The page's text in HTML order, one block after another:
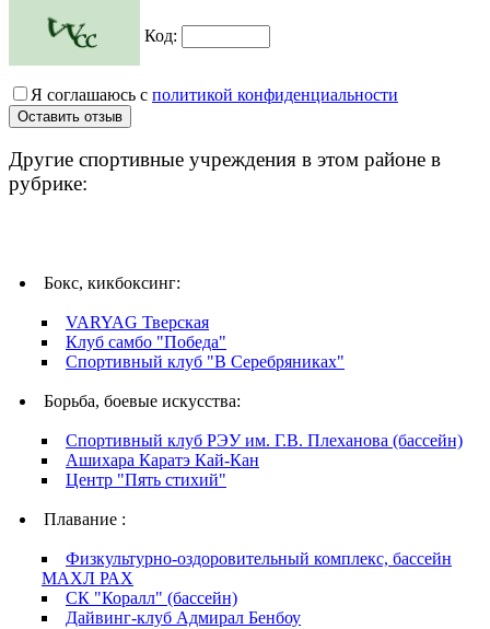
Код:
Я соглашаюсь с политикой конфиденциальности
Другие спортивные учреждения в этом районе в
рубрике:
Бокс, кикбоксинг:
VARYAG Тверская
Клуб самбо "Победа"
Спортивный клуб "В Серебряниках"
Борьба, боевые искусства:
Спортивный клуб РЭУ им. Г.В. Плеханова (бассейн)
Ашихара Каратэ Кай-Кан
Центр "Пять стихий"
Плавание :
Физкультурно-оздоровительный комплекс, бассейн
МАХЛ РАХ
СК "Коралл" (бассейн)
Дайвинг-клуб Адмирал Бенбоу